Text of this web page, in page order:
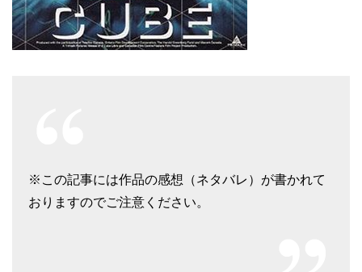
※この記事には作品の感想（ネタバレ）が書かれて
おりますのでご注意ください。